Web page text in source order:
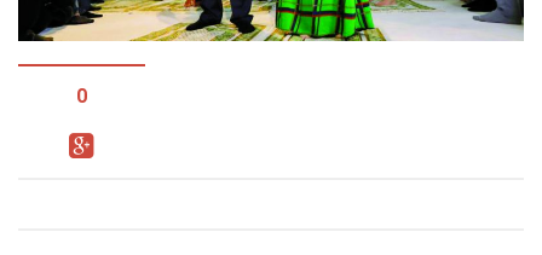
Facebook
Editörden
0